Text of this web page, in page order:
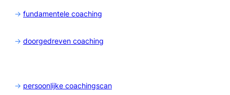
-> fundamentele coaching
-> doorgedreven coaching
-> persoonlijke coachingscan